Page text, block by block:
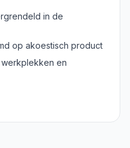
in de
op akoestisch product
en